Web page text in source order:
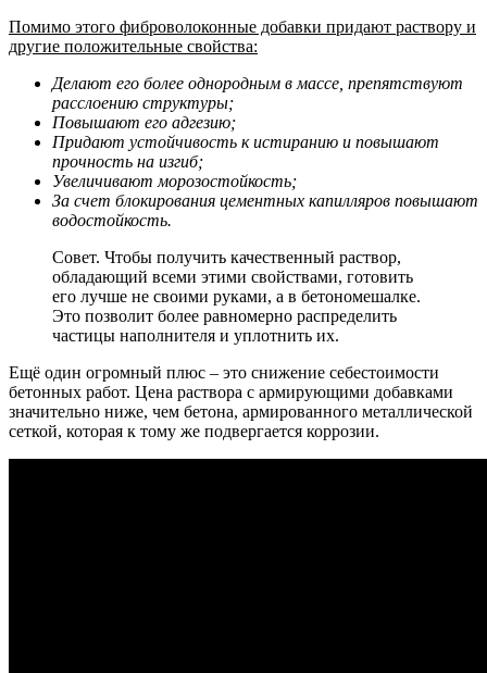
Помимо этого фиброволоконные добавки придают раствору и
другие положительные свойства:
Делают его более однородным в массе, препятствуют
расслоению структуры;
Повышают его адгезию;
Придают устойчивость к истиранию и повышают
прочность на изгиб;
Увеличивают морозостойкость;
За счет блокирования цементных капилляров повышают
водостойкость.
Совет. Чтобы получить качественный раствор,
обладающий всеми этими свойствами, готовить
его лучше не своими руками, а в бетономешалке.
Это позволит более равномерно распределить
частицы наполнителя и уплотнить их.
Ещё один огромный плюс – это снижение себестоимости
бетонных работ. Цена раствора с армирующими добавками
значительно ниже, чем бетона, армированного металлической
сеткой, которая к тому же подвергается коррозии.